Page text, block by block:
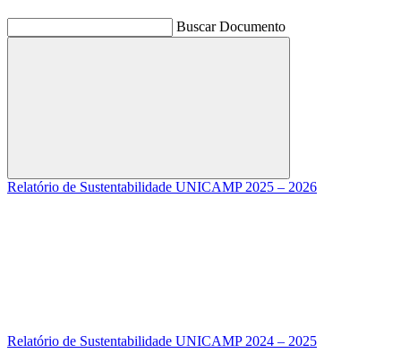
Buscar Documento
Buscar
Relatório de Sustentabilidade UNICAMP 2025 – 2026
Relatório de Sustentabilidade UNICAMP 2024 – 2025